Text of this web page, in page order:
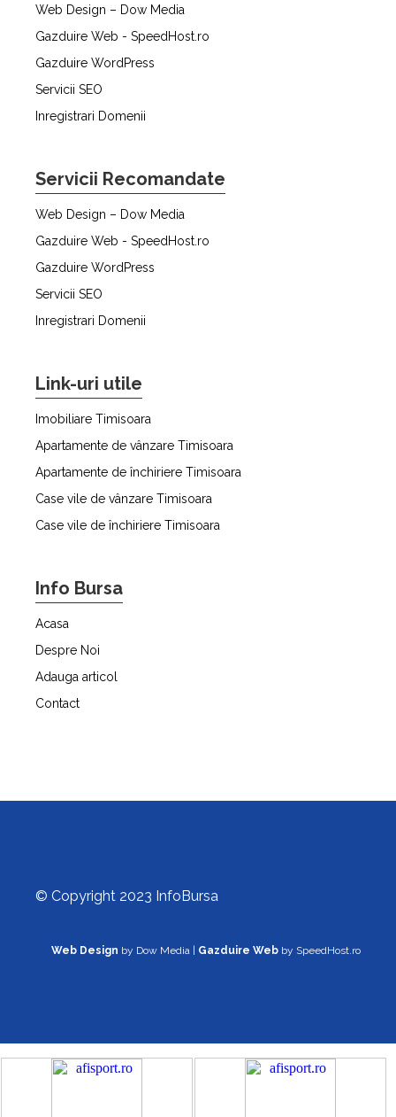
Web Design – Dow Media
Gazduire Web - SpeedHost.ro
Gazduire WordPress
Servicii SEO
Inregistrari Domenii
Servicii Recomandate
Web Design – Dow Media
Gazduire Web - SpeedHost.ro
Gazduire WordPress
Servicii SEO
Inregistrari Domenii
Link-uri utile
Imobiliare Timisoara
Apartamente de vânzare Timisoara
Apartamente de închiriere Timisoara
Case vile de vânzare Timisoara
Case vile de închiriere Timisoara
Info Bursa
Acasa
Despre Noi
Adauga articol
Contact
© Copyright 2023 InfoBursa
Web Design by Dow Media | Gazduire Web by SpeedHost.ro